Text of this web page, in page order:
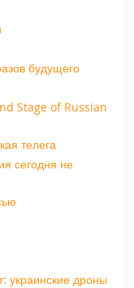
будущего
Stage of Russian
телега
сегодня не
украинские дроны